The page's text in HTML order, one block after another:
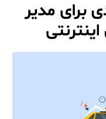
برای مدیر